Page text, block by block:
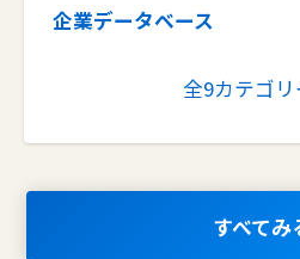
オープンリダイレクタ
企業データベース
全9カテゴリ
すべてみ